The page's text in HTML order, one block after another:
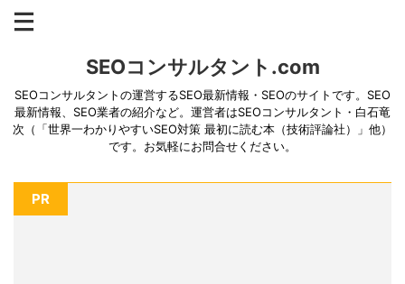
SEOコンサルタント.com
SEOコンサルタントの運営するSEO最新情報・SEOのサイトです。SEO
最新情報、SEO業者の紹介など。運営者はSEOコンサルタント・白石竜
次（「世界一わかりやすいSEO対策 最初に読む本（技術評論社）」他）
です。お気軽にお問合せください。
PR